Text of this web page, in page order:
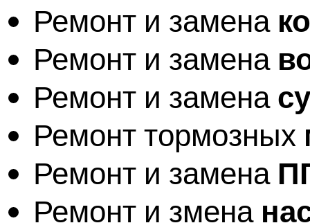
Ремонт и замена
Ремонт и замена
Ремонт и замена
Ремонт тормозных
Ремонт и замена
Ремонт и змена